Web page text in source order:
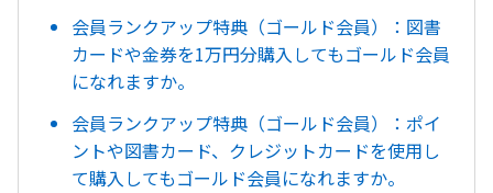
会員ランクアップ特典（ゴールド会員）：図書
カードや金券を1万円分購入してもゴールド会員
になれますか。
会員ランクアップ特典（ゴールド会員）：ポイ
ントや図書カード、クレジットカードを使用し
て購入してもゴールド会員になれますか。